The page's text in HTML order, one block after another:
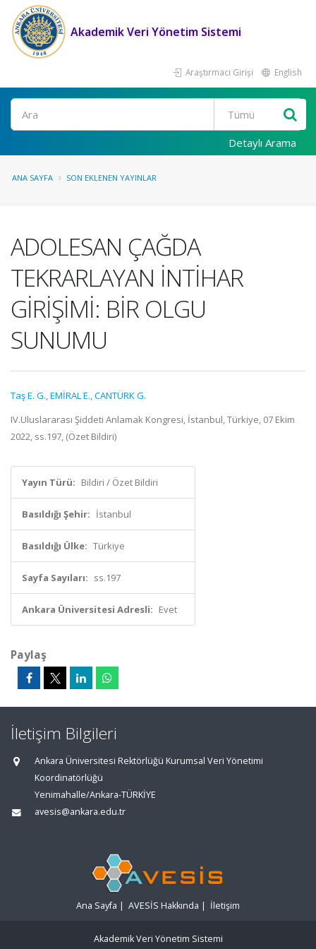
Akademik Veri Yönetim Sistemi
Araştırmacı Girişi English
Ara
Detaylı Arama
ANA SAYFA SON EKLENEN YAYINLAR
ADOLESAN ÇAĞDA
TEKRARLAYAN İNTİHAR
GİRİŞİMİ: BİR OLGU
SUNUMU
Taş E. G.,EMİRAL E.,CANTÜRK G.
IV.Uluslararası Şiddeti Anlamak Kongresi, İstanbul, Türkiye, 07 Ekim
2022, ss.197, (Özet Bildiri)
Yayın Türü: Bildiri / Özet Bildiri
Basıldığı Şehir: İstanbul
Basıldığı Ülke: Türkiye
Sayfa Sayıları: ss.197
Ankara Üniversitesi Adresli: Evet
Paylaş
İletişim Bilgileri
Ankara Üniversitesi Rektörlüğü Kurumsal Veri Yönetimi
Koordinatörlüğü
Yenimahalle/Ankara-TÜRKİYE
avesis@ankara.edu.tr
Ana Sayfa | AVESİS Hakkında | İletişim
Akademik Veri Yönetim Sistemi